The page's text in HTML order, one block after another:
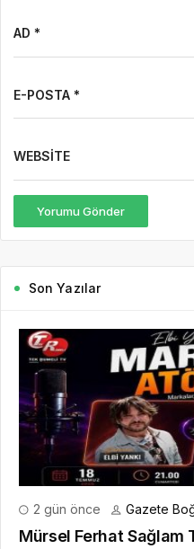
AD *
E-POSTA *
WEBSITE
Yorumu Gönder
Son Yazılar
2 gün önce Gazete
Mürsel Ferhat Sağlam